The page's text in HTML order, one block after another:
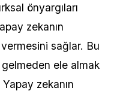
önyargıları
zekanın
sağlar. Bu
gelmeden ele almak
zekanın